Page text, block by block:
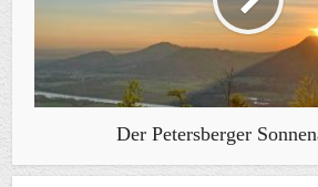
Der Petersberger